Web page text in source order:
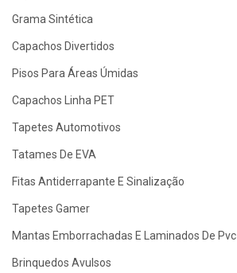
Grama Sintética
Capachos Divertidos
Pisos Para Áreas Úmidas
Capachos Linha PET
Tapetes Automotivos
Tatames De EVA
Fitas Antiderrapante E Sinalização
Tapetes Gamer
Mantas Emborrachadas E Laminados De Pvc
Brinquedos Avulsos